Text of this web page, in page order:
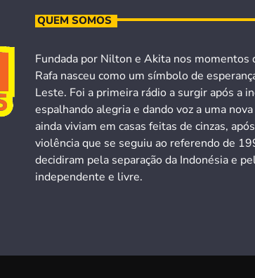
QUEM SOMOS
Fundada por Nilton e Akita nos momentos
Rafa nasceu como um símbolo de
Leste. Foi a primeira rádio a surgir após a
espalhando alegria e dando voz a uma
ainda viviam em casas feitas de cinzas,
violência que se seguiu ao referendo de
decidiram pela separação da Indonésia e
independente e livre.